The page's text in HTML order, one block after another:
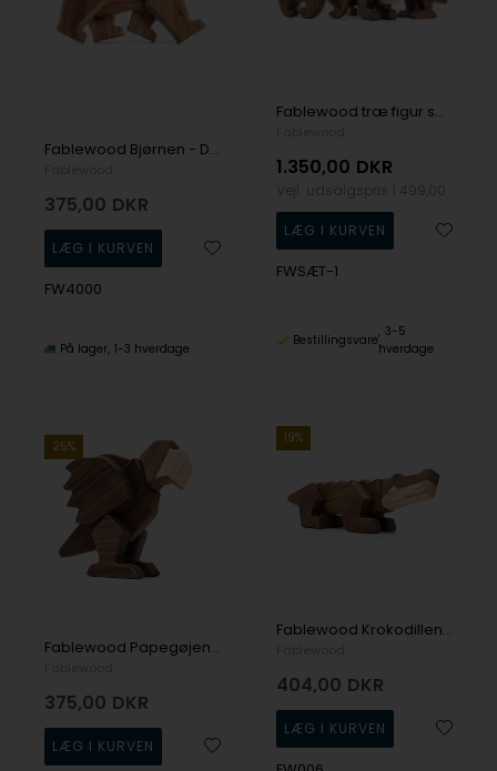
Fablewood Bjørnen - Den vise - træ figur sammensat med magneter
375,00 DKR
FW4000
På lager 1-3 hverdage
Fablewood træ figur sammensat med magneter - Træ sæt pakke - Gorilla, Krokodille og Papegøje
1.350,00 DKR
FWSÆT-1
Bestillingsvare
3-5
hverdage
25%
Fablewood Papegøjen - Himlens Dronning - træfigur sammensat med magneter
375,00 DKR
19%
Fablewood Krokodillen - Flodens hersker - træ figur sammensat med magneter
404,00 DKR